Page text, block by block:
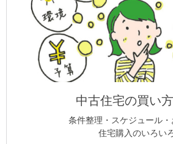
中古住宅の買い
条件整理・スケジュール
住宅購入のいろい